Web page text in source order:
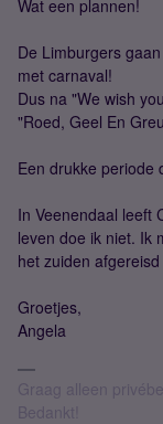
Wat een plannen!
De Limburgers
met carnaval!
Dus na "We wish
"Roed, Geel En
Een drukke periode
In Veenendaal leeft
leven doe ik niet. Ik
het zuiden
Groetjes,
Angela
Graag alleen
Bedankt!